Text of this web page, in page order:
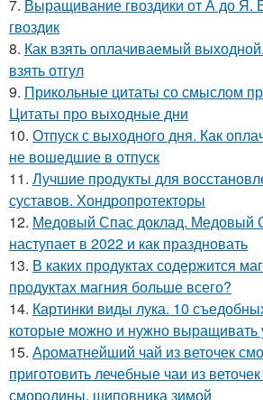
7. Выращивание гвоздики от А до Я.
гвоздик
8. Как взять оплачиваемый
взять отгул
9. Прикольные цитаты со смыслом
Цитаты про выходные дни
10. Отпуск с выходного дня. Как
не вошедшие в отпуск
11. Лучшие продукты для
суставов. Хондропротекторы
12. Медовый Спас доклад. Медовый
наступает в 2022 и как праздновать
13. В каких продуктах содержится
продуктах магния больше всего?
14. Картинки виды лука. 10
которые можно и нужно выращивать
15. Ароматнейший чай из веточек
приготовить лечебные чаи из
смородины, шиповника зимой